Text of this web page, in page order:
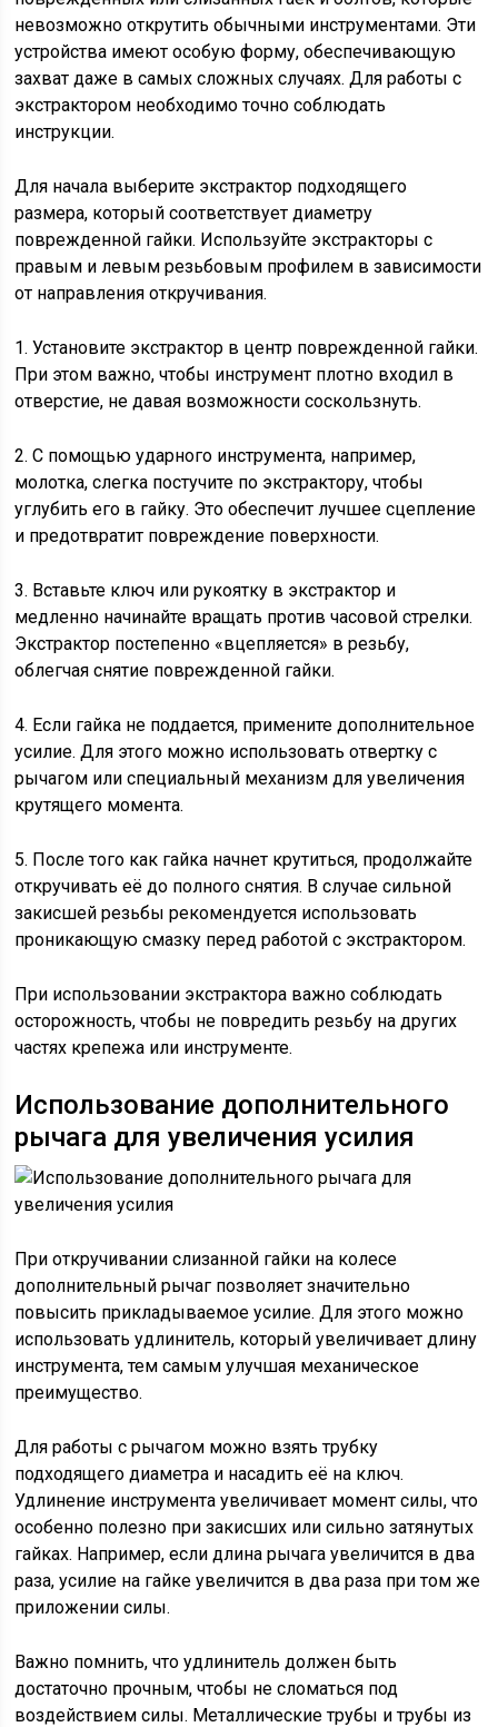
невозможно открутить обычными инструментами. Эти
устройства имеют особую форму, обеспечивающую
захват даже в самых сложных случаях. Для работы с
экстрактором необходимо точно соблюдать
инструкции.
Для начала выберите экстрактор подходящего
размера, который соответствует диаметру
поврежденной гайки. Используйте экстракторы с
правым и левым резьбовым профилем в зависимости
от направления откручивания.
1. Установите экстрактор в центр поврежденной гайки.
При этом важно, чтобы инструмент плотно входил в
отверстие, не давая возможности соскользнуть.
2. С помощью ударного инструмента, например,
молотка, слегка постучите по экстрактору, чтобы
углубить его в гайку. Это обеспечит лучшее сцепление
и предотвратит повреждение поверхности.
3. Вставьте ключ или рукоятку в экстрактор и
медленно начинайте вращать против часовой стрелки.
Экстрактор постепенно «вцепляется» в резьбу,
облегчая снятие поврежденной гайки.
4. Если гайка не поддается, примените дополнительное
усилие. Для этого можно использовать отвертку с
рычагом или специальный механизм для увеличения
крутящего момента.
5. После того как гайка начнет крутиться, продолжайте
откручивать её до полного снятия. В случае сильной
закисшей резьбы рекомендуется использовать
проникающую смазку перед работой с экстрактором.
При использовании экстрактора важно соблюдать
осторожность, чтобы не повредить резьбу на других
частях крепежа или инструменте.
Использование дополнительного
рычага для увеличения усилия
При откручивании слизанной гайки на колесе
дополнительный рычаг позволяет значительно
повысить прикладываемое усилие. Для этого можно
использовать удлинитель, который увеличивает длину
инструмента, тем самым улучшая механическое
преимущество.
Для работы с рычагом можно взять трубку
подходящего диаметра и насадить её на ключ.
Удлинение инструмента увеличивает момент силы, что
особенно полезно при закисших или сильно затянутых
гайках. Например, если длина рычага увеличится в два
раза, усилие на гайке увеличится в два раза при том же
приложении силы.
Важно помнить, что удлинитель должен быть
достаточно прочным, чтобы не сломаться под
воздействием силы. Металлические трубы и трубы из